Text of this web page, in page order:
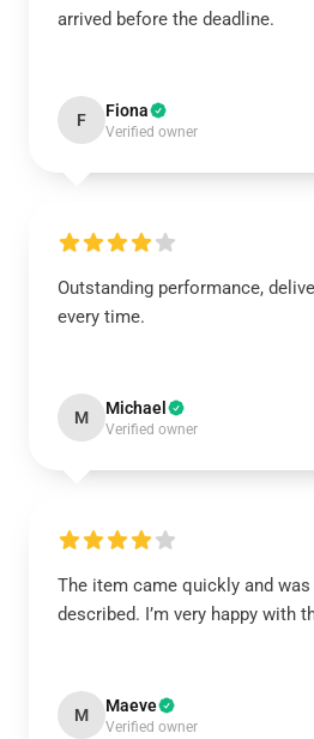
arrived before the deadline.
F Fiona
Verified owner
Outstanding performance,
every time.
M Michael
Verified owner
The item came quickly and
described. I’m very happy with
M Maeve
Verified owner